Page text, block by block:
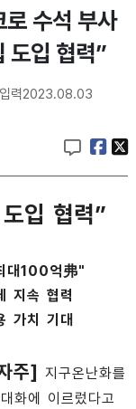
수석 부사
입 협력”
력2023.08.03
입 협력”
대100억弗"
지속 협력
가치 기대
주] 지구온난화를
화에 이르렀다고